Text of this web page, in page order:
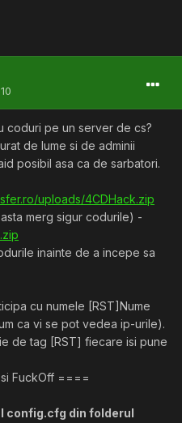
coduri pe un server de cs?
de lume si de adminii
posibil asa ca de sarbatori.
uploads/4CDHack.zip
merg sigur codurile) -
inainte de a incepe sa
cu numele [RST]Nume
ca vi se pot vedea ip-urile).
de tag [RST] fiecare isi pune
FuckOff ====
config.cfg din folderul